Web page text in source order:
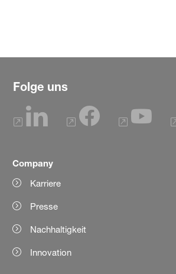
Folge uns
Company
Karriere
Presse
Nachhaltigkeit
Innovation